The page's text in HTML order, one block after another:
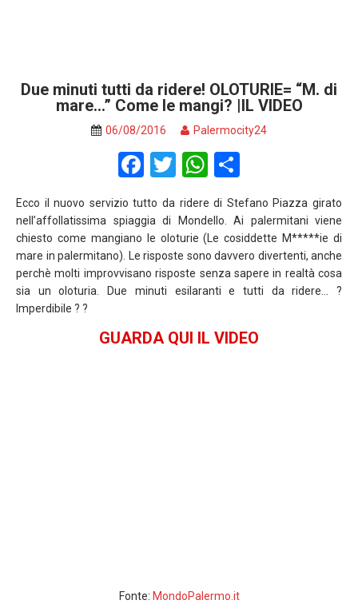
Due minuti tutti da ridere! OLOTURIE= “M. di
mare…” Come le mangi? |IL VIDEO
06/08/2016 Palermocity24
F
ce
b
o
o
T
wi
tt
er
W
h
at
s
A
p
h
ar
e
Ecco il nuovo servizio tutto da ridere di Stefano Piazza girato
nell’affollatissima spiaggia di Mondello. Ai palermitani viene
chiesto come mangiano le oloturie (Le cosiddette M*****ie di
mare in palermitano). Le risposte sono davvero divertenti, anche
perchè molti improvvisano risposte senza sapere in realtà cosa
sia un oloturia. Due minuti esilaranti e tutti da ridere… ?
Imperdibile ? ?
GUARDA QUI IL VIDEO
Fonte: MondoPalermo.it